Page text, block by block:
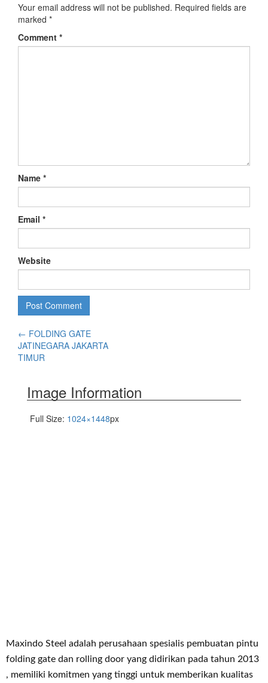
Your email address will not be published. Required fields are
marked *
Comment *
Name *
Email *
Website
← FOLDING GATE
JATINEGARA JAKARTA
TIMUR
Image Information
Full Size: 1024×1448px
Maxindo Steel adalah perusahaan spesialis pembuatan pintu
folding gate dan rolling door yang didirikan pada tahun 2013
, memiliki komitmen yang tinggi untuk memberikan kualitas